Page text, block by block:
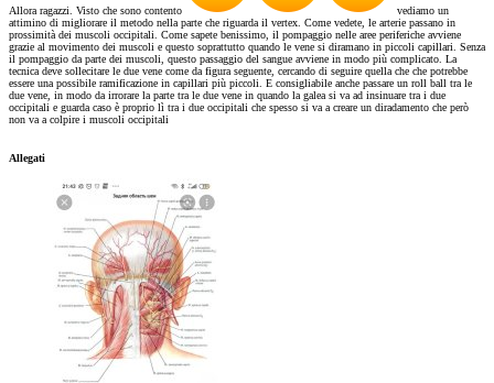
Allora ragazzi. Visto che sono contento
vediamo un
attimino di migliorare il metodo nella parte che riguarda il vertex. Come vedete, le arterie passano in
prossimità dei muscoli occipitali. Come sapete benissimo, il pompaggio nelle aree periferiche avviene
grazie al movimento dei muscoli e questo soprattutto quando le vene si diramano in piccoli capillari. Senza
il pompaggio da parte dei muscoli, questo passaggio del sangue avviene in modo più complicato. La
tecnica deve sollecitare le due vene come da figura seguente, cercando di seguire quella che che potrebbe
essere una possibile ramificazione in capillari più piccoli. E consigliabile anche passare un roll ball tra le
due vene, in modo da irrorare la parte tra le due vene in quando la galea si va ad insinuare tra i due
occipitali e guarda caso è proprio lì tra i due occipitali che spesso si va a creare un diradamento che però
non va a colpire i muscoli occipitali
Allegati